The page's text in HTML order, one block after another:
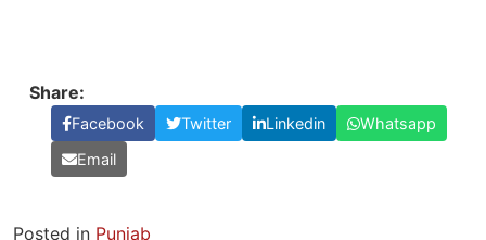
Share:
Facebook Twitter Linkedin
Whatsapp
Email
Posted in Punjab